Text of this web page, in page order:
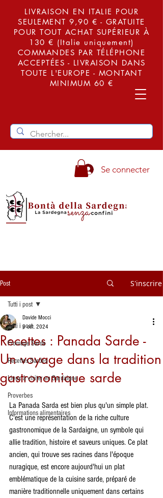
LIVRAISON EN ITALIE POUR
SEULEMENT 9,90 € - GRATUITE
POUR TOUT ACHAT SUPÉRIEUR À
130 € (Italie uniquement)
COMMANDES PAR TÉLÉPHONE
ACCEPTÉES - LIVRAISON DANS
TOUTE L'EUROPE - MONTANT
MINIMUM 60 €
Se connecter
Post S'inscrire
Tutti i post
Fromage Sarde
Recettes Sardes
Lieux à visiter en Sardaigne
Proverbes
Informations alimentaires
Tutti i post
Recettes : Panada Sarde -
Un voyage dans la tradition
gastronomique sarde
Davide Mocci
9 oct. 2024
La Panada Sarda est bien plus qu'un simple plat.
C'est une représentation de la riche culture
gastronomique de la Sardaigne, un symbole qui
allie tradition, histoire et saveurs uniques. Ce plat
ancien, qui trouve ses racines dans l'époque
nuragique, est encore aujourd'hui un plat
emblématique de la cuisine sarde, préparé de
manière traditionnelle uniquement dans certains